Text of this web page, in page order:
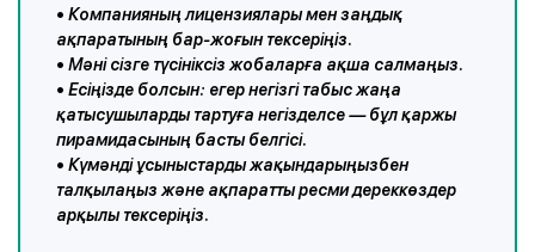
• Компанияның лицензиялары мен заңдық
ақпаратының бар-жоғын тексеріңіз.
• Мәні сізге түсініксіз жобаларға ақша салмаңыз.
• Есіңізде болсын: егер негізгі табыс жаңа
қатысушыларды тартуға негізделсе — бұл қаржы
пирамидасының басты белгісі.
• Күмәнді ұсыныстарды жақындарыңызбен
талқылаңыз және ақпаратты ресми дереккөздер
арқылы тексеріңіз.